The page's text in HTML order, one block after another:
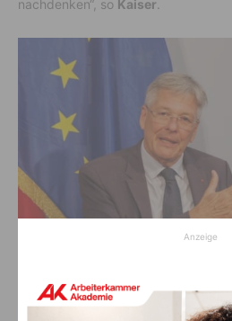
nachdenken“, so Kaiser
Anzeige